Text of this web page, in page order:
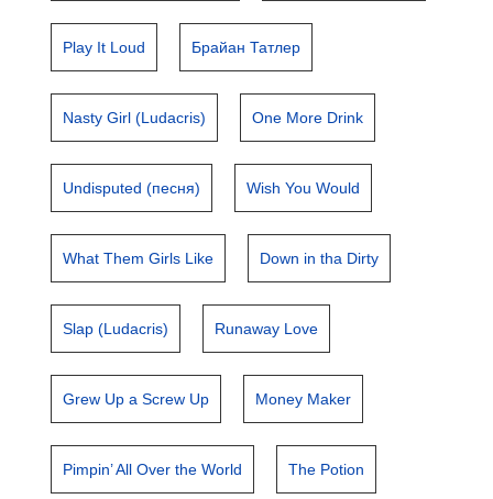
Play It Loud Брайан Татлер
Nasty Girl (Ludacris) One More Drink
Undisputed (песня) Wish You Would
What Them Girls Like Down in tha Dirty
Slap (Ludacris) Runaway Love
Grew Up a Screw Up Money Maker
Pimpin’ All Over the World The Potion